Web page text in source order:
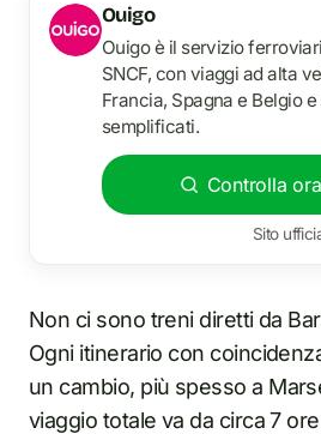
Ouigo
Ouigo è il servizio
SNCF, con viaggi ad alta
Francia, Spagna e Belgio
semplificati.
Controlla
Sito
Non ci sono treni diretti da
Ogni itinerario con
un cambio, più spesso a
viaggio totale va da circa 7